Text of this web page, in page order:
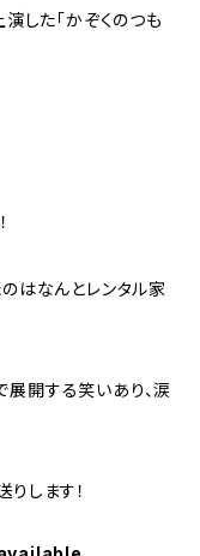
した「かぞくのつも
はなんとレンタル家
開する笑いあり、涙
します！